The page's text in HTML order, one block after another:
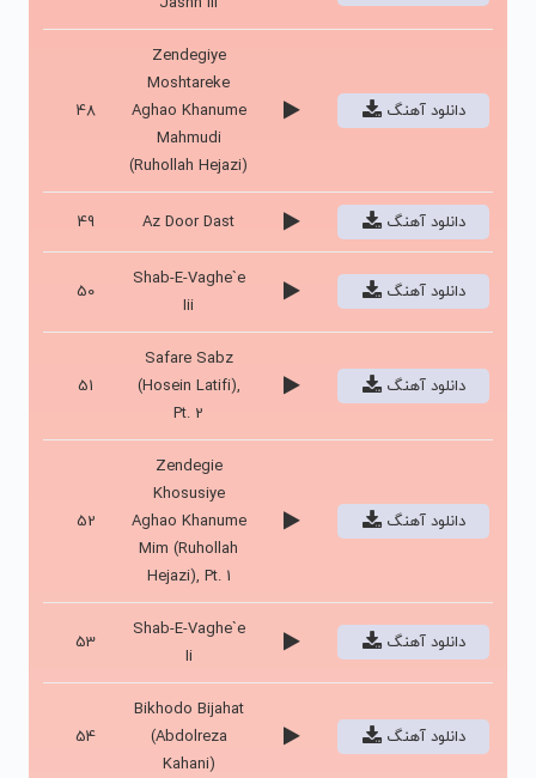
48
Zendegiye
Moshtareke
Aghao Khanume
Mahmudi
(Ruhollah Hejazi)
دانلود آهنگ
49 Az Door Dast دانلود آهنگ
50
Shab-E-Vaghe`e
Iii
دانلود آهنگ
51
Safare Sabz
(Hosein Latifi),
Pt. 2
دانلود آهنگ
52
Zendegie
Khosusiye
Aghao Khanume
Mim (Ruhollah
Hejazi), Pt. 1
دانلود آهنگ
53
Shab-E-Vaghe`e
Ii
دانلود آهنگ
54
Bikhodo Bijahat
(Abdolreza
Kahani)
دانلود آهنگ